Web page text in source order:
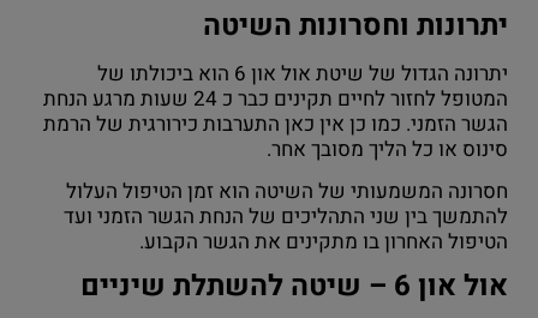
יתרונות וחסרונות השיטה
יתרונה הגדול של שיטת אול און 6 הוא ביכולתו של
המטופל לחזור לחיים תקינים כבר כ 24 שעות מרגע הנחת
הגשר הזמני. כמו כן אין כאן התערבות כירורגית של הרמת
סינוס או כל הליך מסובך אחר.
חסרונה המשמעותי של השיטה הוא זמן הטיפול העלול
להתמשך בין שני התהליכים של הנחת הגשר הזמני ועד
הטיפול האחרון בו מתקינים את הגשר הקבוע.
אול און 6 – שיטה להשתלת שיניים